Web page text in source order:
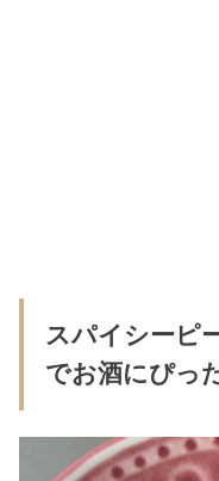
スパイシーピ
でお酒にぴっ